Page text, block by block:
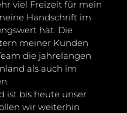
viel Freizeit für mein
Handschrift im
hat. Die
meiner Kunden
die jahrelangen
als auch im
ist bis heute unser
wir weiterhin